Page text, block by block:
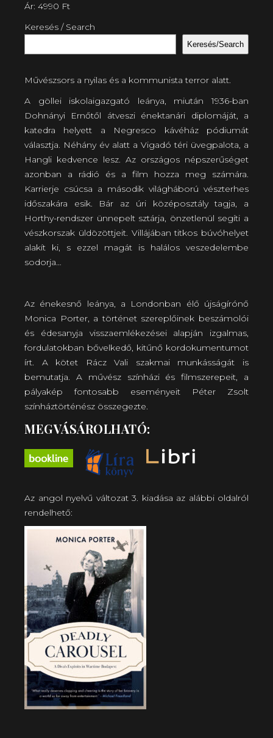
Ár: 4990 Ft
Keresés / Search
Keresés/Search
Művészsors a nyilas és a kommunista terror alatt.
A göllei iskolaigazgató leánya, miután 1936-ban
Dohnányi Ernőtől átveszi énektanári diplomáját, a
katedra helyett a Negresco kávéház pódiumát
választja. Néhány év alatt a Vigadó téri üvegpalota, a
Hangli kedvence lesz. Az országos népszerűséget
azonban a rádió és a film hozza meg számára.
Karrierje csúcsa a második világháború vészterhes
időszakára esik. Bár az úri középosztály tagja, a
Horthy-rendszer ünnepelt sztárja, önzetlenül segíti a
vészkorszak üldözöttjeit. Villájában titkos búvóhelyet
alakít ki, s ezzel magát is halálos veszedelembe
sodorja…
Az énekesnő leánya, a Londonban élő újságírónő
Monica Porter, a történet szereplőinek beszámolói
és édesanyja visszaemlékezései alapján izgalmas,
fordulatokban bővelkedő, kitűnő kordokumentumot
írt. A kötet Rácz Vali szakmai munkásságát is
bemutatja. A művész színházi és filmszerepeit, a
pályakép fontosabb eseményeit Péter Zsolt
színháztörténész összegezte.
MEGVÁSÁROLHATÓ:
Az angol nyelvű változat 3. kiadása az alábbi oldalról
rendelhető: